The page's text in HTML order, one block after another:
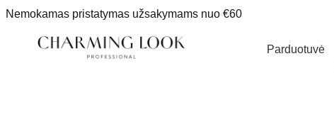
Nemokamas pristatymas užsakymams nuo €60
Parduotuvė